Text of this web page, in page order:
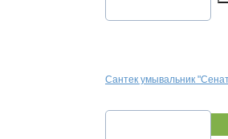
Сантек умывальник